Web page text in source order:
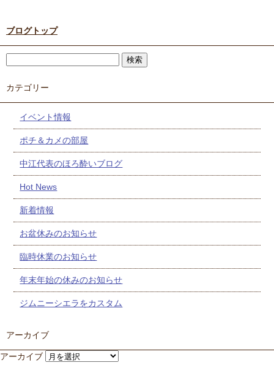
ブログトップ
カテゴリー
イベント情報
ポチ＆カメの部屋
中江代表のほろ酔いブログ
Hot News
新着情報
お盆休みのお知らせ
臨時休業のお知らせ
年末年始の休みのお知らせ
ジムニーシエラをカスタム
アーカイブ
アーカイブ